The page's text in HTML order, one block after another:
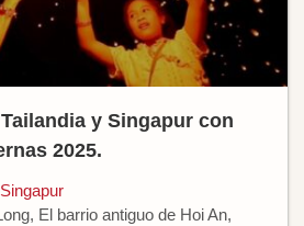
y Singapur con
2025.
El barrio antiguo de Hoi An,